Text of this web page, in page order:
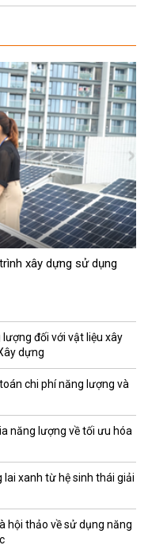
xây dựng sử dụng
đối với vật liệu xây
dựng
chi phí năng lượng và
năng lượng về tối ưu hóa
xanh từ hệ sinh thái giải
hội thảo về sử dụng năng